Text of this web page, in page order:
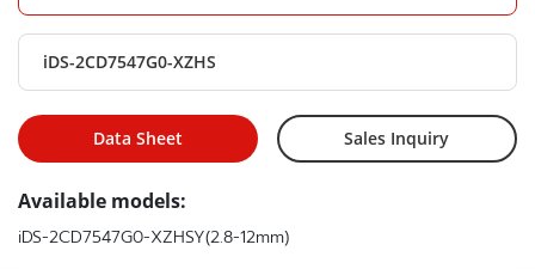
Water and dust resistant (IP67) and vandal proof (IK10)
Unique PTRZ capability for efficient installation
iDS-2CD7547G0-XZHS
Data Sheet Sales Inquiry
Available models:
iDS-2CD7547G0-XZHSY(2.8-12mm)